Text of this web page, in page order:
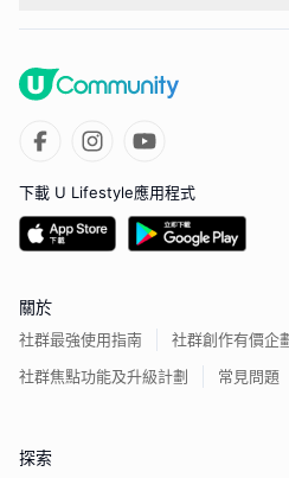
下載 U Lifestyle應用程式
關於
社群最強使用指南
社群創作有價企
社群焦點功能及升級計劃
常見問題
探索